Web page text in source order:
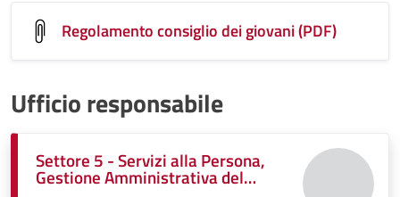
Regolamento consiglio dei giovani (PDF)
Ufficio responsabile
Settore 5 - Servizi alla Persona,
Gestione Amministrativa del